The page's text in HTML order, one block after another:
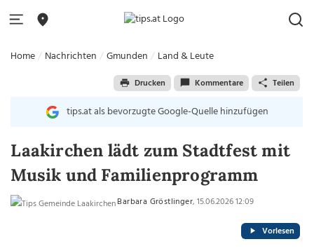
Home Nachrichten Gmunden Land & Leute
Drucken Kommentare Teilen
tips.at als bevorzugte Google-Quelle hinzufügen
Laakirchen lädt zum Stadtfest mit
Musik und Familienprogramm
Barbara Gröstlinger, 15.06.2026 12:09
Vorlesen